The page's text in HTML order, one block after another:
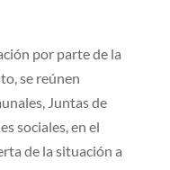
por parte de la
se reúnen
Juntas de
sociales, en el
de la situación a